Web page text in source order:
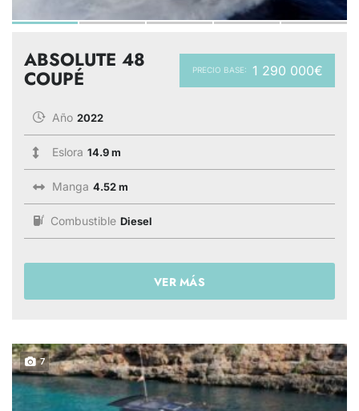
PRECIO BASE: 1 290 000€
ABSOLUTE 48
COUPÉ
Año 2022
Eslora 14.9 m
Manga 4.52 m
Combustible Diesel
VER MÁS
7